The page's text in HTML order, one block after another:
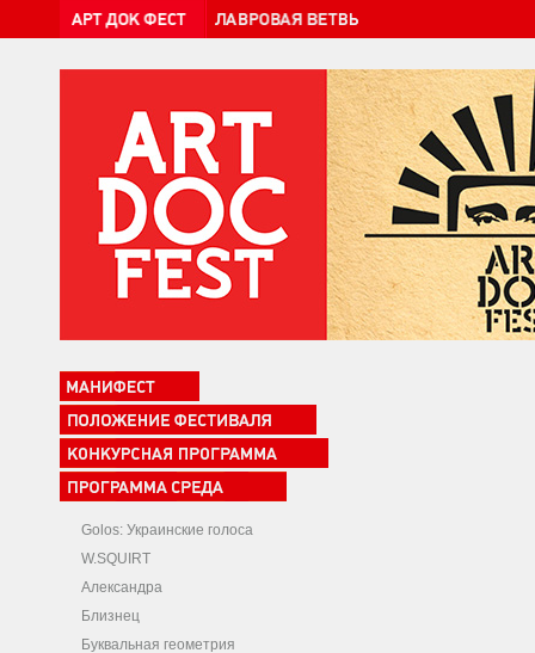
Golos: Украинские голоса
W.SQUIRT
Александра
Близнец
Буквальная геометрия